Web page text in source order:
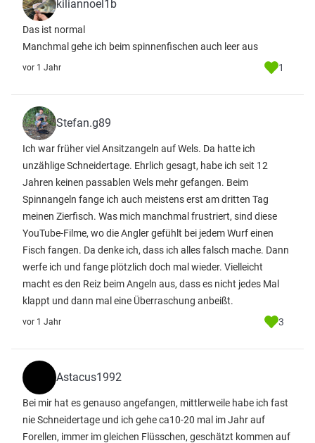
kiliannoel1b
Das ist normal
Manchmal gehe ich beim spinnenfischen auch leer aus
vor 1 Jahr 1
Stefan.g89
Ich war früher viel Ansitzangeln auf Wels. Da hatte ich
unzählige Schneidertage. Ehrlich gesagt, habe ich seit 12
Jahren keinen passablen Wels mehr gefangen. Beim
Spinnangeln fange ich auch meistens erst am dritten Tag
meinen Zierfisch. Was mich manchmal frustriert, sind diese
YouTube-Filme, wo die Angler gefühlt bei jedem Wurf einen
Fisch fangen. Da denke ich, dass ich alles falsch mache. Dann
werfe ich und fange plötzlich doch mal wieder. Vielleicht
macht es den Reiz beim Angeln aus, dass es nicht jedes Mal
klappt und dann mal eine Überraschung anbeißt.
vor 1 Jahr 3
Astacus1992
Bei mir hat es genauso angefangen, mittlerweile habe ich fast
nie Schneidertage und ich gehe ca10-20 mal im Jahr auf
Forellen, immer im gleichen Flüsschen, geschätzt kommen auf